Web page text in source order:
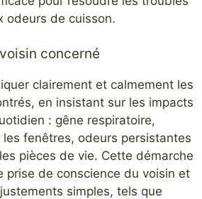
odeurs de cuisson.
concerné
clairement et calmement les
en insistant sur les impacts
: gêne respiratoire,
les fenêtres, odeurs persistantes
pièces de vie. Cette démarche
prise de conscience du voisin et
simples, tels que